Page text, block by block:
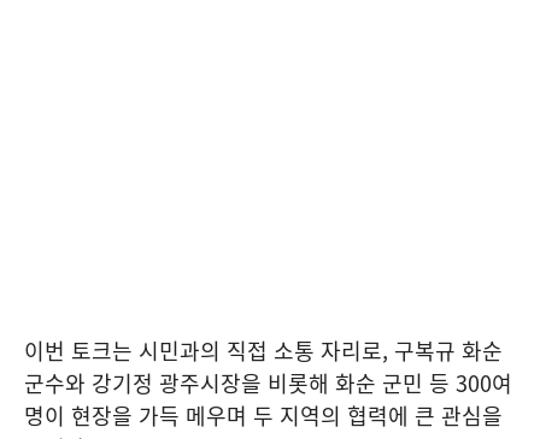
이번 토크는 시민과의 직접 소통 자리로, 구복규 화순
군수와 강기정 광주시장을 비롯해 화순 군민 등 300여
명이 현장을 가득 메우며 두 지역의 협력에 큰 관심을